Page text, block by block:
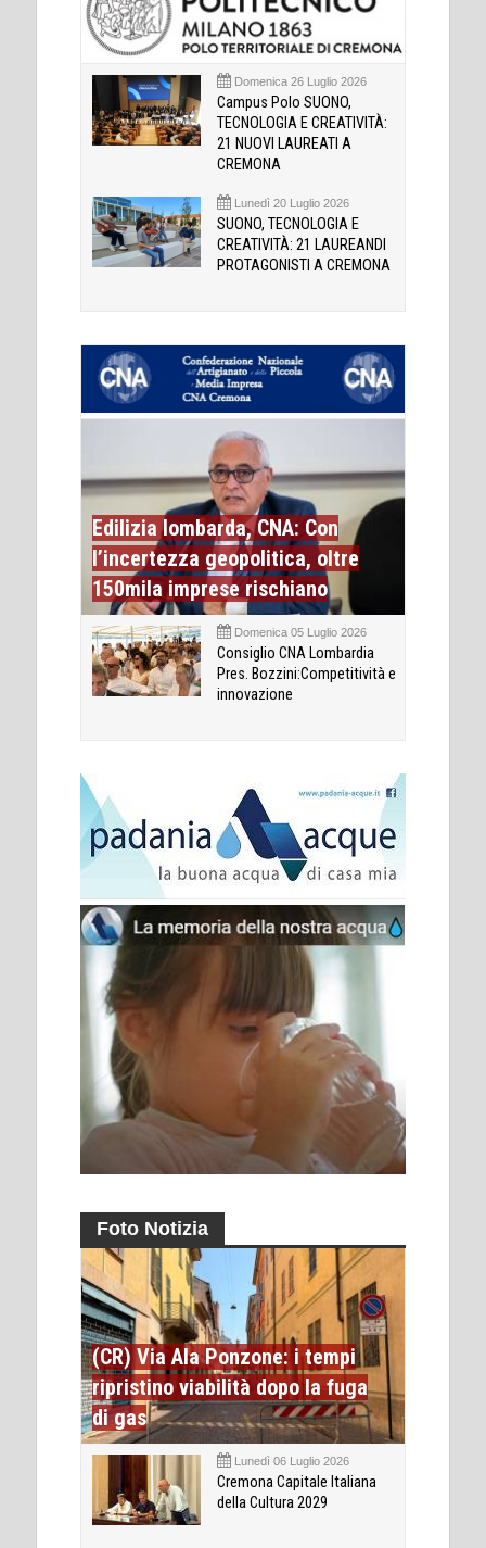
Domenica 26 Luglio 2026
Campus Polo SUONO,
TECNOLOGIA E CREATIVITÀ:
21 NUOVI LAUREATI A
CREMONA
Lunedì 20 Luglio 2026
SUONO, TECNOLOGIA E
CREATIVITÀ: 21 LAUREANDI
PROTAGONISTI A CREMONA
Edilizia lombarda, CNA: Con
l’incertezza geopolitica, oltre
150mila imprese rischiano
Domenica 05 Luglio 2026
Consiglio CNA Lombardia
Pres. Bozzini:Competitività e
innovazione
Foto Notizia
(CR) Via Ala Ponzone: i tempi
ripristino viabilità dopo la fuga
di gas
Lunedì 06 Luglio 2026
Cremona Capitale Italiana
della Cultura 2029